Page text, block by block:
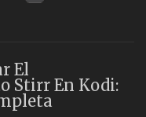
El
Stirr En Kodi: